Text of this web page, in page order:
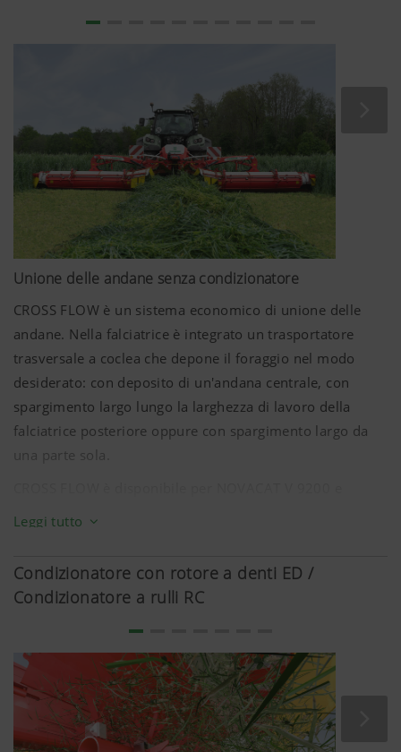
Desideriamo mostrarvi contenuti interessanti
alcune aziende partner. Così i contenuti
rappresentati verranno adattati e visualizzati in
base al vostro comportamento di navigazione.
Scopo dei Cookies
YouTube
Incorporiamo sulla nostra pagina web
usiamo la modalità di privacy avanzata
YouTube non vengono memorizzate
questo sito web, tranne quando questi
potete trovare informazioni
hl=dehttps://www.google.de/intl/de/
abbiamo nessun controllo sui Cookies di
bloccarli nelle impostazioni del vostro
Unione delle andane senza condizionatore
CROSS FLOW è un sistema economico di unione delle
andane. Nella falciatrice è integrato un trasportatore
trasversale a coclea che depone il foraggio nel modo
desiderato: con deposito di un'andana centrale, con
spargimento largo lungo la larghezza di lavoro della
falciatrice posteriore oppure con spargimento largo da
una parte sola.
Leggi tutto
Condizionatore con rotore a denti ED /
Condizionatore a rulli RC